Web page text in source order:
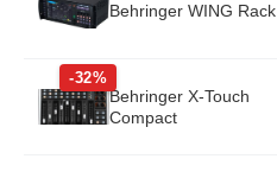
Behringer WING Rack
-32%
Behringer X-Touch
Compact